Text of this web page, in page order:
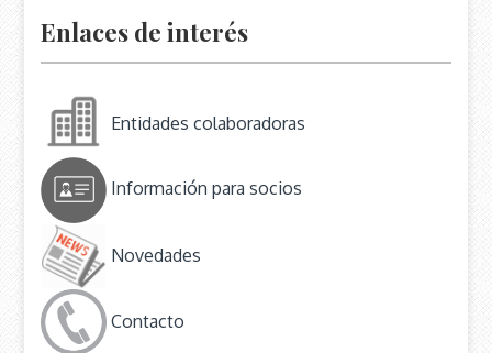
Enlaces de interés
Entidades colaboradoras
Información para socios
Novedades
Contacto